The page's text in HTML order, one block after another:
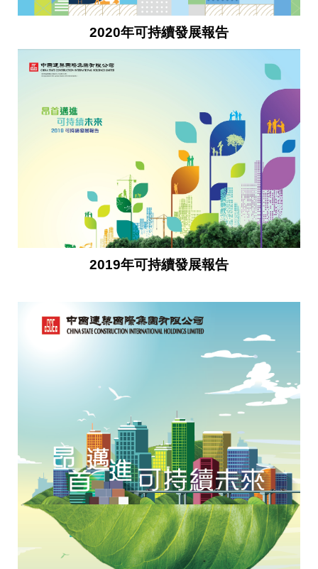
2020年可持續發展報告
2019年可持續發展報告